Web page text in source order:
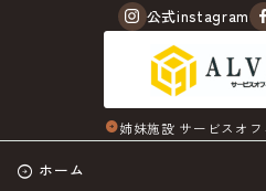
公式instagram
arrow_circle_right姉妹施設 サービスオ
ホーム